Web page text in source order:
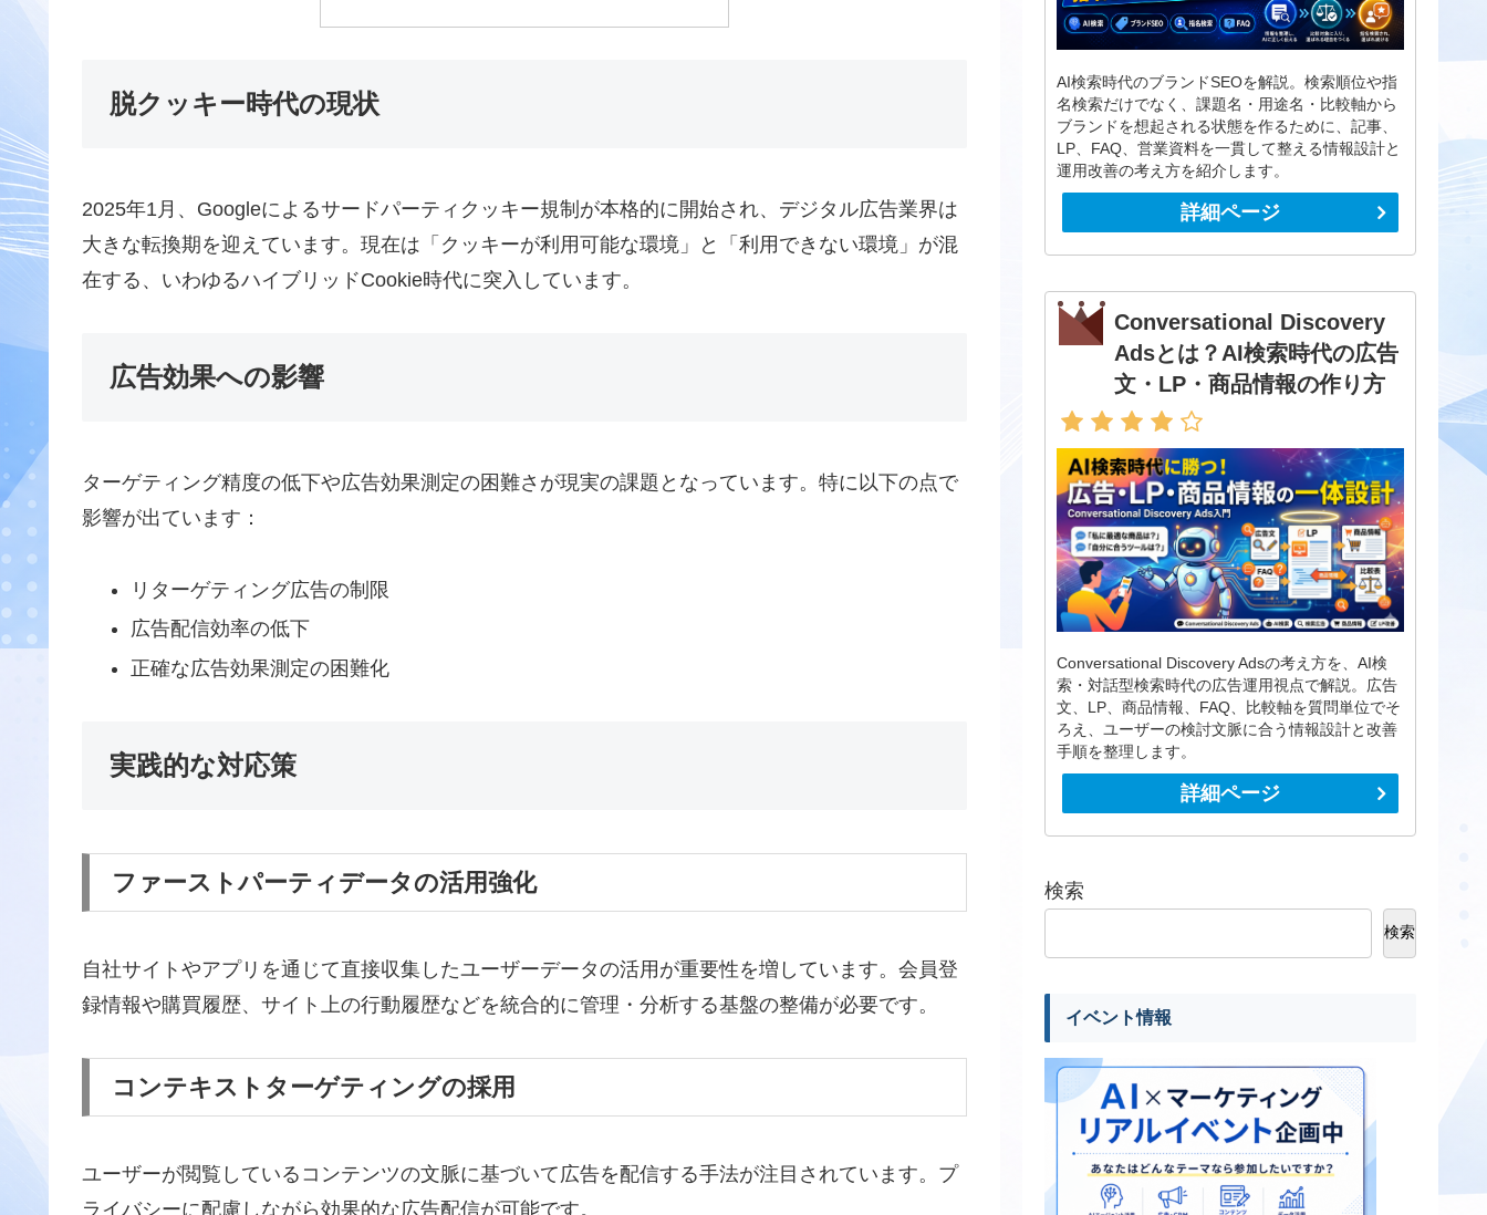
脱クッキー時代の現状
2025年1月、Googleによるサードパーティクッキー規制が本格的に開始され、デジタル広告業界は
大きな転換期を迎えています。現在は「クッキーが利用可能な環境」と「利用できない環境」が混
在する、いわゆるハイブリッドCookie時代に突入しています。
広告効果への影響
ターゲティング精度の低下や広告効果測定の困難さが現実の課題となっています。特に以下の点で
影響が出ています：
リターゲティング広告の制限
広告配信効率の低下
正確な広告効果測定の困難化
実践的な対応策
ファーストパーティデータの活用強化
自社サイトやアプリを通じて直接収集したユーザーデータの活用が重要性を増しています。会員登
録情報や購買履歴、サイト上の行動履歴などを統合的に管理・分析する基盤の整備が必要です。
コンテキストターゲティングの採用
ユーザーが閲覧しているコンテンツの文脈に基づいて広告を配信する手法が注目されています。プ
ライバシーに配慮しながら効果的な広告配信が可能です。
AI検索時代のブランドSEOを解説。検索順位や指
名検索だけでなく、課題名・用途名・比較軸から
ブランドを想起される状態を作るために、記事、
LP、FAQ、営業資料を一貫して整える情報設計と
運用改善の考え方を紹介します。
詳細ページ
Conversational Discovery
Adsとは？AI検索時代の広告
文・LP・商品情報の作り方
Conversational Discovery Adsの考え方を、AI検
索・対話型検索時代の広告運用視点で解説。広告
文、LP、商品情報、FAQ、比較軸を質問単位でそ
ろえ、ユーザーの検討文脈に合う情報設計と改善
手順を整理します。
詳細ページ
検索
検索
イベント情報